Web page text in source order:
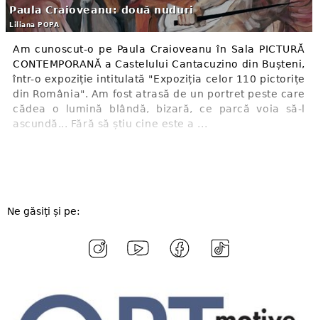
Paula Craioveanu: două nuduri
Liliana POPA
Am cunoscut-o pe Paula Craioveanu în Sala PICTURĂ
CONTEMPORANĂ a Castelului Cantacuzino din Bușteni,
într-o expoziție intitulată "Expoziția celor 110 pictorițe
din România". Am fost atrasă de un portret peste care
cădea o lumină blândă, bizară, ce parcă voia să-l
ascundă... Fără să știu cine este a ...
Ne găsiți și pe: